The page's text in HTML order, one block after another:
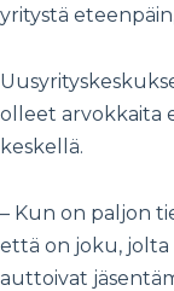
yritystä
olleet arvokkaita
keskellä.
– Kun on paljon
että on joku,
auttoivat